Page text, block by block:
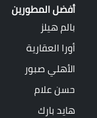
أفضل المطورين
بالم هيلز
أورا العقارية
الأهلي صبور
حسن علام
هايد بارك